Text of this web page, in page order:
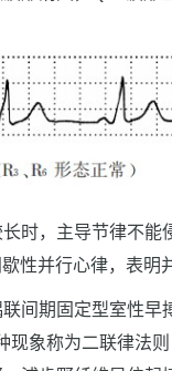
时，主导节律不能
性并行心律，表明
间期固定型室性早
象称为二联律法